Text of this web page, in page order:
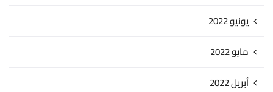
يونيو 2022
مايو 2022
أبريل 2022